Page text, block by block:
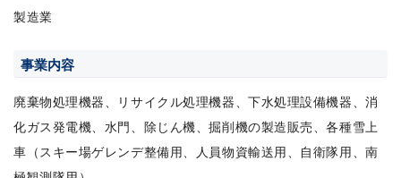
製造業
事業内容
廃棄物処理機器、リサイクル処理機器、下水処理設備機器、消
化ガス発電機、水門、除じん機、掘削機の製造販売、各種雪上
車（スキー場ゲレンデ整備用、人員物資輸送用、自衛隊用、南